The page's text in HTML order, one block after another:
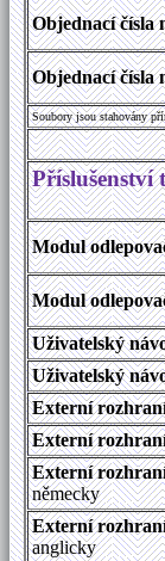
Objednací čísla
Objednací čísla
Soubory jsou stahovány
Příslušenství
Modul
Modul
Uživatelský
Uživatelský
Externí
Externí
Externí
německy
Externí
anglicky